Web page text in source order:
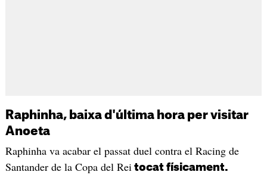
Raphinha, baixa d'última hora per visitar
Anoeta
Raphinha va acabar el passat duel contra el Racing de
Santander de la Copa del Rei tocat físicament.